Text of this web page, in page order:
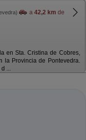
a 42,2 km de
en Sta. Cristina de Cobres,
la Provincia de Pontevedra.
...